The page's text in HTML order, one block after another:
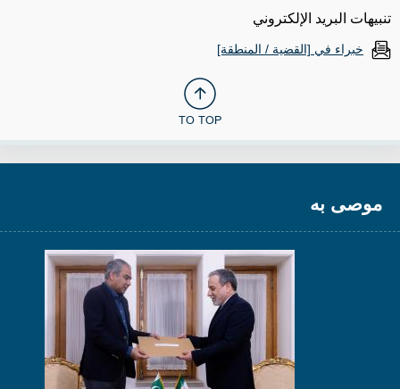
تنبيهات البريد الإلكتروني
خبراء في [القضية / المنطقة]
TO TOP
موصى به